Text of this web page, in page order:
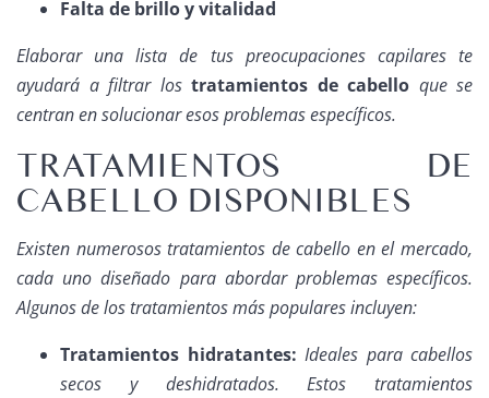
Falta de brillo y vitalidad
Elaborar una lista de tus preocupaciones capilares te
ayudará a filtrar los tratamientos de cabello que se
centran en solucionar esos problemas específicos.
TRATAMIENTOS DE
CABELLO DISPONIBLES
Existen numerosos tratamientos de cabello en el mercado,
cada uno diseñado para abordar problemas específicos.
Algunos de los tratamientos más populares incluyen:
Tratamientos hidratantes: Ideales para cabellos
secos y deshidratados. Estos tratamientos